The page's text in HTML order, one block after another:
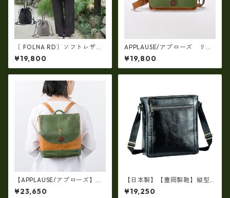
〔 FOLNA RD〕ソフトレザー
2WAY巾着ショルダーバッグ・
fo-083349
¥19,800
APPLAUSE/アプローズ リー
フコンビ・レザーバッグ 日
本製 37-5010
¥19,800
【APPLAUSE/アプローズ】レ
ザー コンビフラップ リュック
（日本製）ap-5012
¥23,650
【日本製】【豊岡製鞄】縦型
ショルダーバッグ メンズ 上質
な牛革を使った大人の本革メ
¥19,250